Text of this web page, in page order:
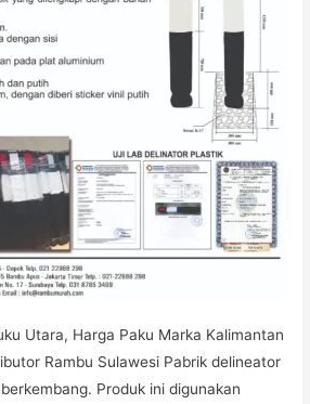
Utara, Harga Paku Marka Kalimantan
Rambu Sulawesi Pabrik delineator
Produk ini digunakan